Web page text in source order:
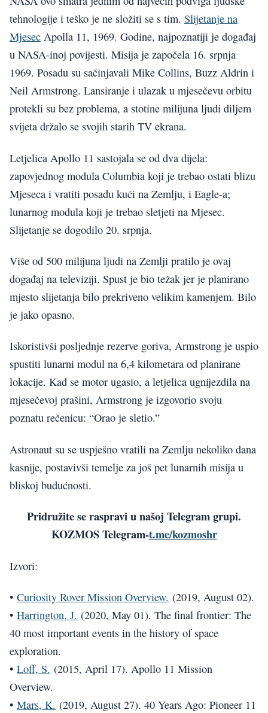
tehnologije i teško je ne složiti se s tim. Slijetanje na
Mjesec Apolla 11, 1969. Godine, najpoznatiji je događaj
u NASA-inoj povijesti. Misija je započela 16. srpnja
1969. Posadu su sačinjavali Mike Collins, Buzz Aldrin i
Neil Armstrong. Lansiranje i ulazak u mjesečevu orbitu
protekli su bez problema, a stotine milijuna ljudi diljem
svijeta držalo se svojih starih TV ekrana.
Letjelica Apollo 11 sastojala se od dva dijela:
zapovjednog modula Columbia koji je trebao ostati blizu
Mjeseca i vratiti posadu kući na Zemlju, i Eagle-a;
lunarnog modula koji je trebao sletjeti na Mjesec.
Slijetanje se dogodilo 20. srpnja.
Više od 500 milijuna ljudi na Zemlji pratilo je ovaj
događaj na televiziji. Spust je bio težak jer je planirano
mjesto slijetanja bilo prekriveno velikim kamenjem. Bilo
je jako opasno.
Iskoristivši posljednje rezerve goriva, Armstrong je uspio
spustiti lunarni modul na 6,4 kilometara od planirane
lokacije. Kad se motor ugasio, a letjelica ugnijezdila na
mjesečevoj prašini, Armstrong je izgovorio svoju
poznatu rečenicu: “Orao je sletio.”
Astronaut su se uspješno vratili na Zemlju nekoliko dana
kasnije, postavivši temelje za još pet lunarnih misija u
bliskoj budućnosti.
Pridružite se raspravi u našoj Telegram grupi.
KOZMOS Telegram-t.me/kozmoshr
Izvori:
• Curiosity Rover Mission Overview. (2019, August 02).
• Harrington, J. (2020, May 01). The final frontier: The
40 most important events in the history of space
exploration.
• Loff, S. (2015, April 17). Apollo 11 Mission
Overview.
• Mars, K. (2019, August 27). 40 Years Ago: Pioneer 11